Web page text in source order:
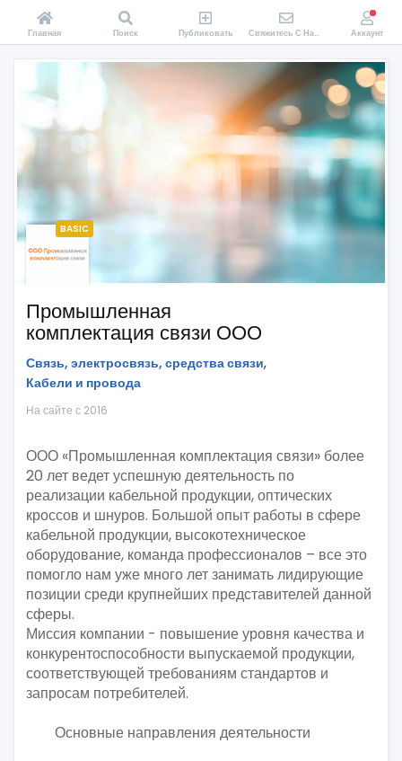
BASIC
Промышленная
комплектация связи ООО
Связь, электросвязь, средства связи,
Кабели и провода
На сайте с 2016
ООО «Промышленная комплектация связи» более
20 лет ведет успешную деятельность по
реализации кабельной продукции, оптических
кроссов и шнуров. Большой опыт работы в сфере
кабельной продукции, высокотехническое
оборудование, команда профессионалов – все это
помогло нам уже много лет занимать лидирующие
позиции среди крупнейших представителей данной
сферы.
Миссия компании - повышение уровня качества и
конкурентоспособности выпускаемой продукции,
соответствующей требованиям стандартов и
запросам потребителей.
Основные направления деятельности
Главная Поиск Публиковать Свяжитесь С Нами Аккаунт